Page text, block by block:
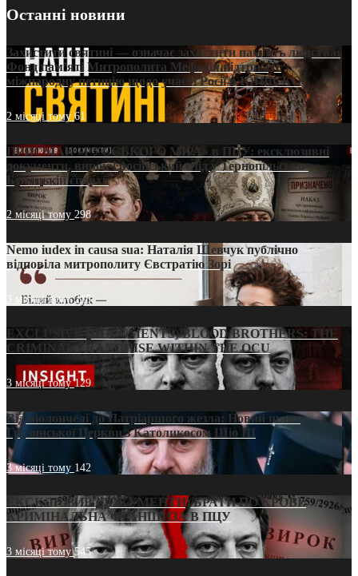
Останні новини
Захистити святині — означає захистити пам’ять людства:
Фонд пам’яті Митрополита Мефодія підтримує
міжнародну петицію щодо участі Росії в ЮНЕСКО
2 місяці тому61
ПРИСМАК «РУССЬКОГО МІРА» в ПЦУ: ексклюзивні
документи, вирок і російський слід у Тернопільсько-
Бучацькій єпархії
2 місяці тому 298
Nemo iudex in causa sua: Наталія Шевчук публічно
відповіла митрополиту Євстратію Зорі
3 місяці тому215
EXCLUSIVE (DOCUMENTS)/BLOOD BROTHERS: THE
CRIMINAL FRANCHISE WITHIN THE OCU
3 місяці тому129
Від віолончелі до Патріаршого жезла: Новий шлях
Грузинської Церкви з Католикосом Шіо III
3 місяці тому 142
ЕКСКЛЮЗИВ (ДОКУМЕНТИ)/БРАТИ ПО КРОВІ:
КРИМІНАЛЬНА ФРАНШИЗА В ПЦУ
3 місяці тому545